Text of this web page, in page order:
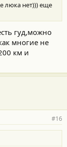
люка нет))) еще
гуд,можно
многие не
км и
#16